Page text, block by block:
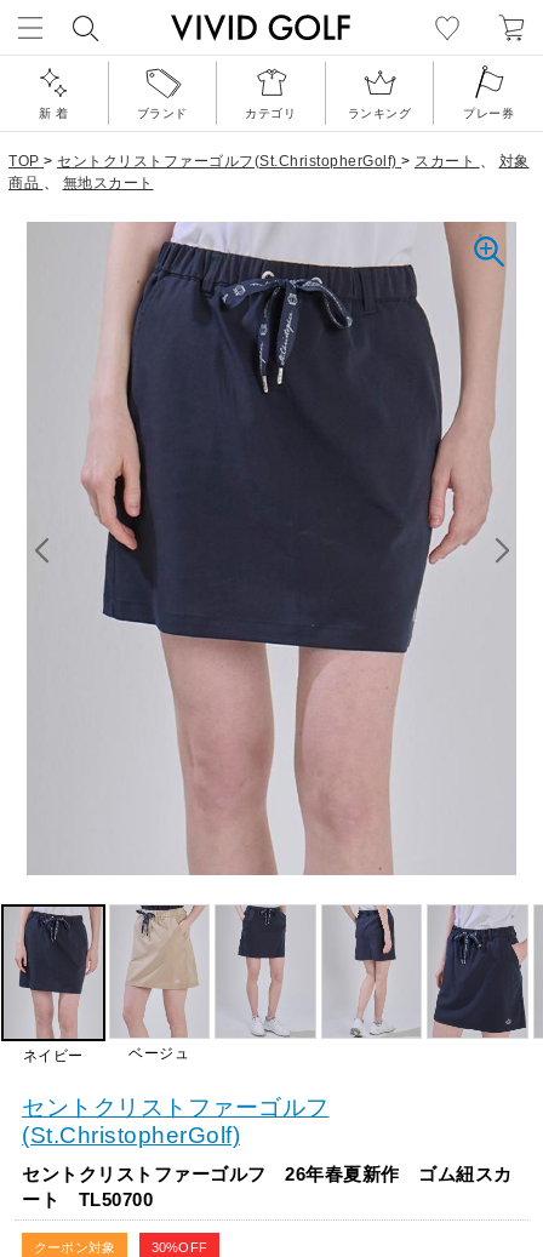
新 着 ブランド カテゴリ ランキング プレー券
TOP > セントクリストファーゴルフ(St.ChristopherGolf) > スカート 、 対象
商品 、 無地スカート
ネイビー ベージュ
セントクリストファーゴルフ
(St.ChristopherGolf)
セントクリストファーゴルフ 26年春夏新作 ゴム紐スカ
ート TL50700
クーポン対象 30%OFF